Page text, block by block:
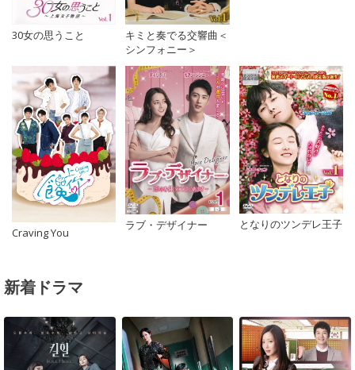
30女の思うこと
キミと奏でる交響曲＜
シンフォニー＞
Craving You
ラブ・デザイナー となりのツンデレ王子
新着ドラマ